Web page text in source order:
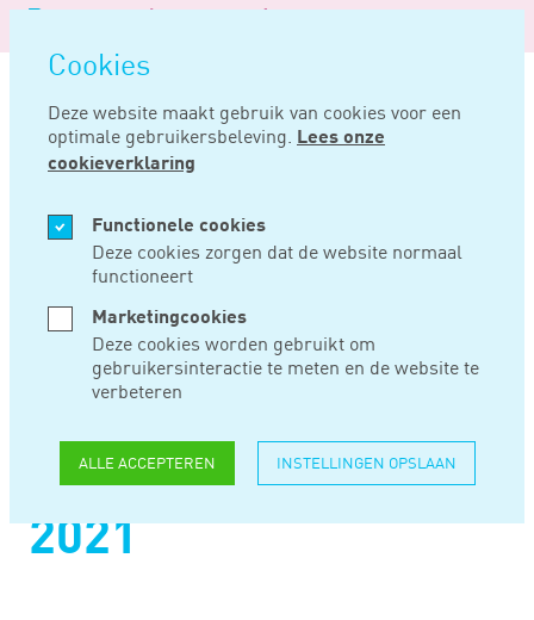
overslaan
Cookies
Deze website maakt gebruik van cookies voor een
optimale gebruikersbeleving. Lees onze
cookieverklaring
Functionele cookies
Deze cookies zorgen dat de website normaal
functioneert
Marketingcookies
Deze cookies worden gebruikt om
gebruikersinteractie te meten en de website te
verbeteren
ALLE ACCEPTEREN INSTELLINGEN OPSLAAN
Logo
Noord
Negentig
Home Nieuws
JUN 26, 2025
VERZUIM DOOR
BORE-OUT
VERVIJFVOUDIGD:
OPVALLENDE
STIJGING SINDS
2021